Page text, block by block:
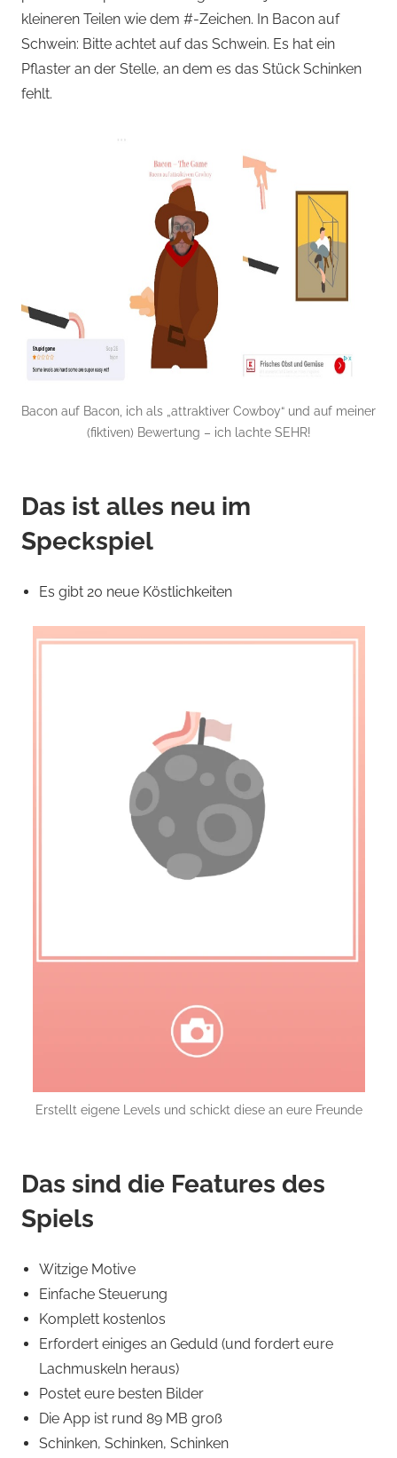
kleineren Teilen wie dem #-Zeichen. In Bacon auf
Schwein: Bitte achtet auf das Schwein. Es hat ein
Pflaster an der Stelle, an dem es das Stück Schinken
fehlt.
Bacon auf Bacon, ich als „attraktiver Cowboy“ und auf meiner
(fiktiven) Bewertung – ich lachte SEHR!
Das ist alles neu im
Speckspiel
Es gibt 20 neue Köstlichkeiten
Erstellt eigene Levels und schickt diese an eure Freunde
Das sind die Features des
Spiels
Witzige Motive
Einfache Steuerung
Komplett kostenlos
Erfordert einiges an Geduld (und fordert eure
Lachmuskeln heraus)
Postet eure besten Bilder
Die App ist rund 89 MB groß
Schinken, Schinken, Schinken